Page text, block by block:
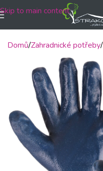
Skip to main content
Domů Zahradnické potřeby